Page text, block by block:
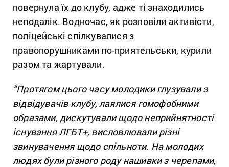
повернула їх до клубу, адже ті знаходились
неподалік. Водночас, як розповіли активісти,
поліцейські спілкувалися з
правопорушниками по-приятельськи, курили
разом та жартували.
“Протягом цього часу молодики глузували з
відвідувачів клубу, лаялися гомофобними
образами, дискутували щодо неприйнятності
існування ЛГБТ+, висловлювали різні
звинувачення щодо спільноти. На молодих
людях були різного роду нашивки з черепами,